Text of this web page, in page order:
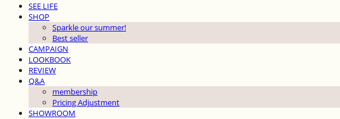
SEE LIFE
SHOP
Sparkle our summer!
Best seller
CAMPAIGN
LOOKBOOK
REVIEW
Q&A
membership
Pricing Adjustment
SHOWROOM